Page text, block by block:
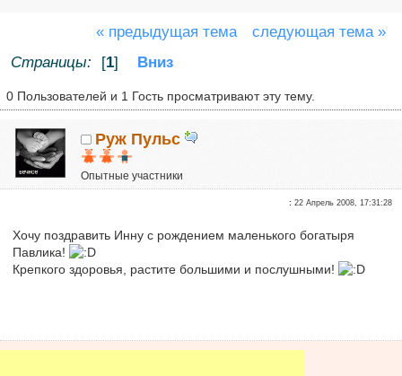
« предыдущая тема
следующая тема »
Страницы:
[1] Вниз
0 Пользователей и 1 Гость просматривают эту тему.
Руж Пульс
Опытные участники
:22 Апрель 2008, 17:31:28
Хочу поздравить Инну с рождением маленького богатыря
Павлика!
Крепкого здоровья, растите большими и послушными!